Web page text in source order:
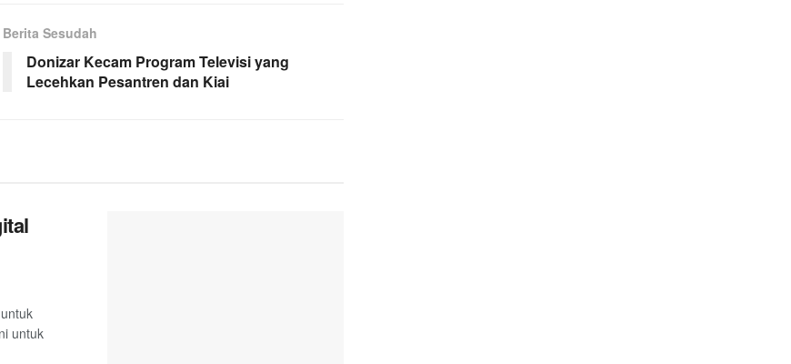
Berita Sesudah
Donizar Kecam Program Televisi yang
Lecehkan Pesantren dan Kiai
untuk